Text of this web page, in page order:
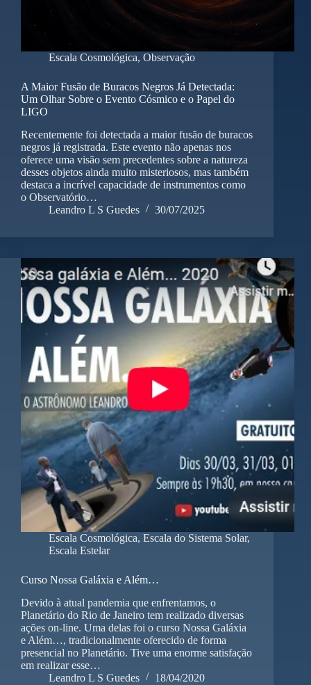
Escala Cosmológica, Observação
A Maior Fusão de Buracos Negros Já Detectada:
Um Olhar Sobre o Evento Cósmico e o Papel do
LIGO
Recentemente foi detectada a maior fusão de buracos
negros já registrada. Este evento não apenas nos
oferece uma visão sem precedentes sobre a natureza
desses objetos ainda muito misteriosos, mas também
destaca a incrível capacidade de instrumentos como
o Observatório…
Leandro L S Guedes
30/07/2025
Escala Cosmológica, Escala do Sistema Solar,
Escala Estelar
Curso Nossa Galáxia e Além…
Devido à atual pandemia que enfrentamos, o
Planetário do Rio de Janeiro tem realizado diversas
ações on-line. Uma delas foi o curso Nossa Galáxia
e Além…, tradicionalmente oferecido de forma
presencial no Planetário. Tive uma enorme satisfação
em realizar esse…
Leandro L S Guedes
18/04/2020